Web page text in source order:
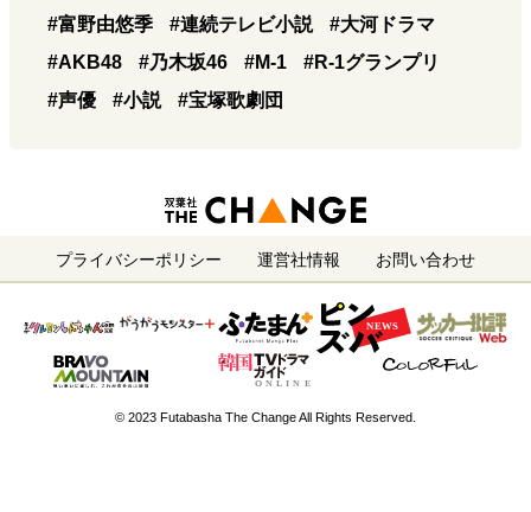
#富野由悠季 #連続テレビ小説
#大河ドラマ
#AKB48
#乃木坂46 #M-1
#R-1グランプリ
#声優
#小説 #宝塚歌劇団
プライバシーポリシー 運営社情報 お問い合わせ
© 2023 Futabasha The Change All Rights Reserved.